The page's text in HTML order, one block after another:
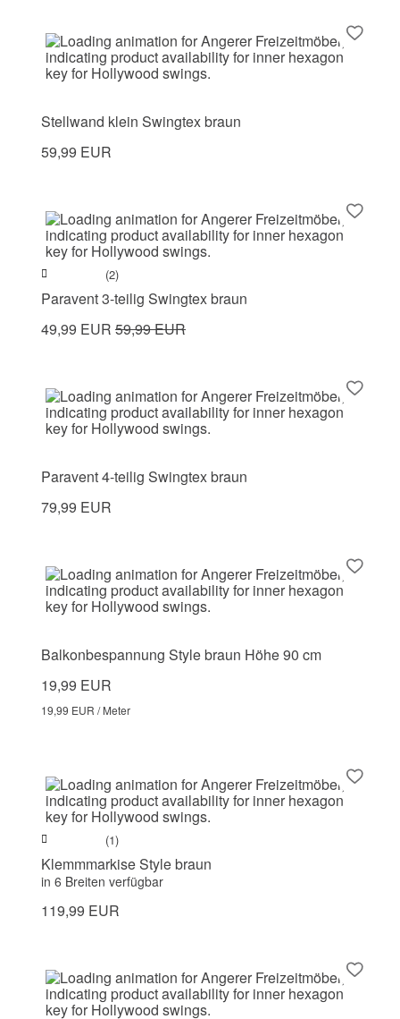
Stellwand klein Swingtex braun
59,99 EUR
(2)
Paravent 3-teilig Swingtex braun
49,99 EUR 59,99 EUR
Paravent 4-teilig Swingtex braun
79,99 EUR
Balkonbespannung Style braun Höhe 90 cm
19,99 EUR
19,99 EUR / Meter
(1)
Klemmmarkise Style braun
in 6 Breiten verfügbar
119,99 EUR